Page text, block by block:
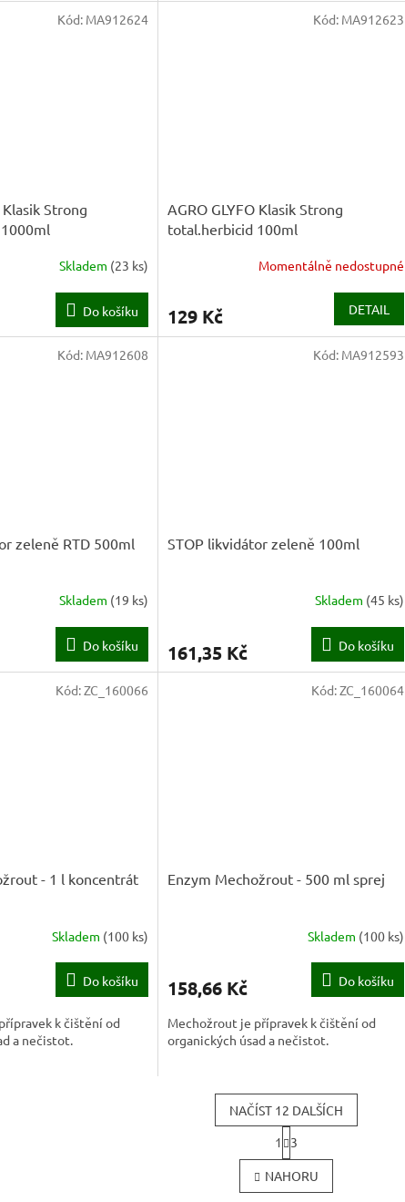
Klasik Strong
Skladem (23 ks)
Do košíku
Kód: MA912624
AGRO GLYFO Klasik Strong
total.herbicid 100ml
Momentálně nedostupné
129 Kč DETAIL
Kód: MA912623
zeleně RTD 500ml
Skladem (19 ks)
Do košíku
Kód: MA912608
STOP likvidátor zeleně 100ml
Skladem (45 ks)
161,35 Kč Do košíku
Kód: MA912593
- 1 l koncentrát
Skladem (100 ks)
Do košíku
k čištění od
a nečistot.
Kód:ZC_160066
Enzym Mechožrout - 500 ml sprej
Skladem (100 ks)
158,66 Kč Do košíku
Mechožrout je přípravek k čištění od
organických úsad a nečistot.
Kód:ZC_160064
O
v
l
NAČÍST 12 DALŠÍCH
S
t
r
á
n
1 3
NAHORU